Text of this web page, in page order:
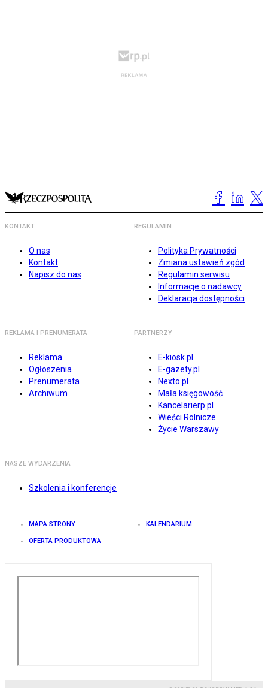
KONTAKT
O nas
Kontakt
Napisz do nas
REGULAMIN
Polityka Prywatności
Zmiana ustawień zgód
Regulamin serwisu
Informacje o nadawcy
Deklaracja dostępności
REKLAMA I PRENUMERATA
Reklama
Ogłoszenia
Prenumerata
Archiwum
PARTNERZY
E-kiosk.pl
E-gazety.pl
Nexto.pl
Mała księgowość
Kancelarierp.pl
Wieści Rolnicze
Życie Warszawy
NASZE WYDARZENIA
Szkolenia i konferencje
MAPA STRONY KALENDARIUM
OFERTA PRODUKTOWA